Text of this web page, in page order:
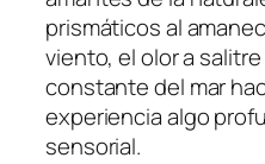
prismáticos al
viento, el olor a
constante del mar
experiencia algo
sensorial.